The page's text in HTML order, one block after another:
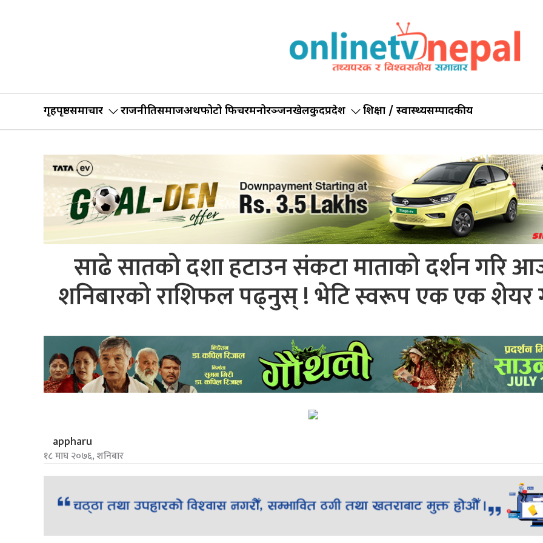
गृहपृष्ठसमाचार राजनीतिसमाजअर्थफोटो फिचरमनोरञ्जनखेलकुदप्रदेश शिक्षा / स्वास्थ्यसम्पादकीय
साढे सातको दशा हटाउन संकटा माताको दर्शन गरि
शनिबारको राशिफल पढ्नुस् ! भेटि स्वरूप एक एक शेयर
appharu
१८ माघ २०७६, शनिबार